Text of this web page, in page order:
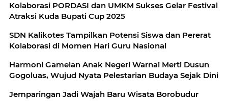
Kolaborasi PORDASI dan UMKM Sukses Gelar Festival
Atraksi Kuda Bupati Cup 2025
SDN Kalikotes Tampilkan Potensi Siswa dan Pererat
Kolaborasi di Momen Hari Guru Nasional
Harmoni Gamelan Anak Negeri Warnai Merti Dusun
Gogoluas, Wujud Nyata Pelestarian Budaya Sejak Dini
Jemparingan Jadi Wajah Baru Wisata Borobudur